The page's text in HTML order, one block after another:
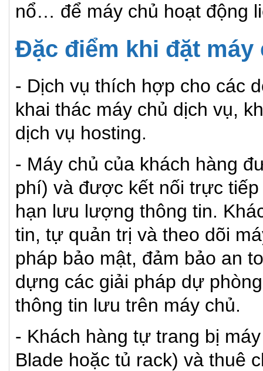
nổ… để máy chủ hoạt động
Đặc điểm khi đặt
- Dịch vụ thích hợp cho các
khai thác máy chủ dịch vụ,
dịch vụ hosting.
- Máy chủ của khách hàng
phí) và được kết nối trực
hạn lưu lượng thông tin.
tin, tự quản trị và theo dõi
pháp bảo mật, đảm bảo an
dựng các giải pháp dự
thông tin lưu trên máy chủ.
- Khách hàng tự trang bị
Blade hoặc tủ rack) và thuê